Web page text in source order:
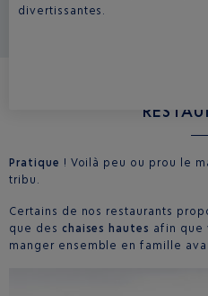
divertissantes.
Pratique ! Voilà peu ou prou le
tribu.
Certains de nos restaurants
que des chaises hautes afin que
manger ensemble en famille